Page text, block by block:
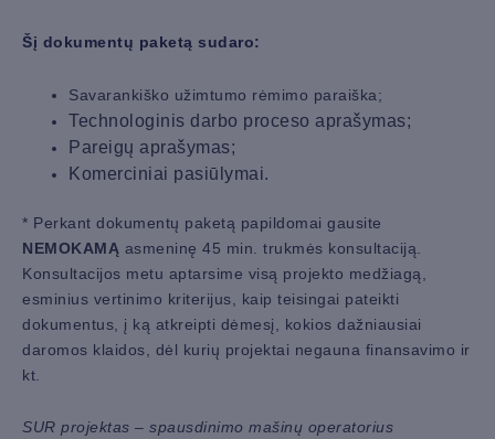
Šį dokumentų paketą sudaro:
Savarankiško užimtumo rėmimo paraiška;
Technologinis darbo proceso aprašymas;
Pareigų aprašymas;
Komerciniai pasiūlymai.
* Perkant dokumentų paketą papildomai gausite
NEMOKAMĄ asmeninę 45 min. trukmės konsultaciją.
Konsultacijos metu aptarsime visą projekto medžiagą,
esminius vertinimo kriterijus, kaip teisingai pateikti
dokumentus, į ką atkreipti dėmesį, kokios dažniausiai
daromos klaidos, dėl kurių projektai negauna finansavimo ir
kt.
SUR projektas – spausdinimo mašinų operatorius